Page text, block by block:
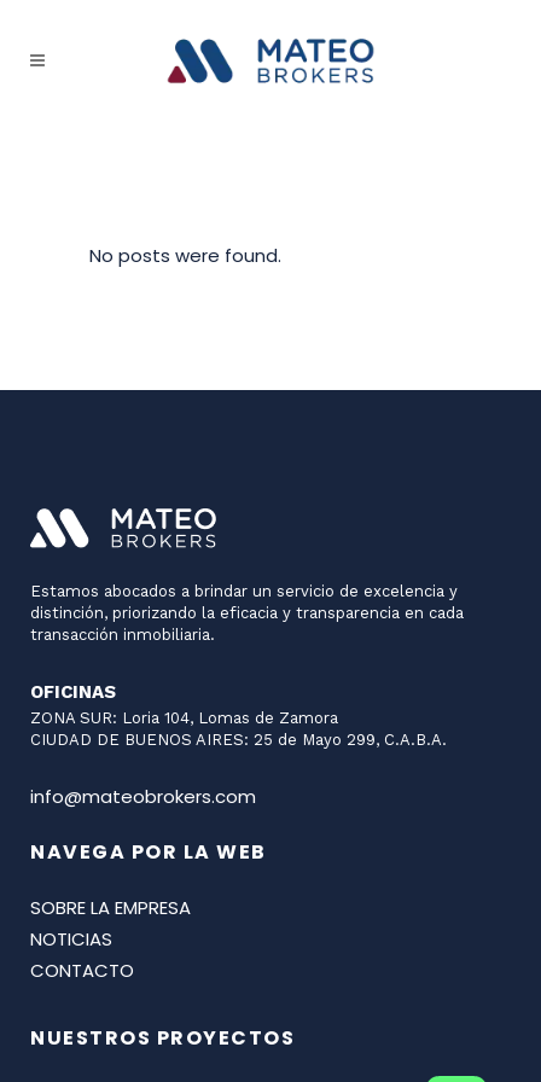
No posts were found.
Estamos abocados a brindar un servicio de excelencia y
distinción, priorizando la eficacia y transparencia en cada
transacción inmobiliaria.
OFICINAS
ZONA SUR: Loria 104, Lomas de Zamora
CIUDAD DE BUENOS AIRES: 25 de Mayo 299, C.A.B.A.
info@mateobrokers.com
NAVEGA POR LA WEB
SOBRE LA EMPRESA
NOTICIAS
CONTACTO
NUESTROS PROYECTOS